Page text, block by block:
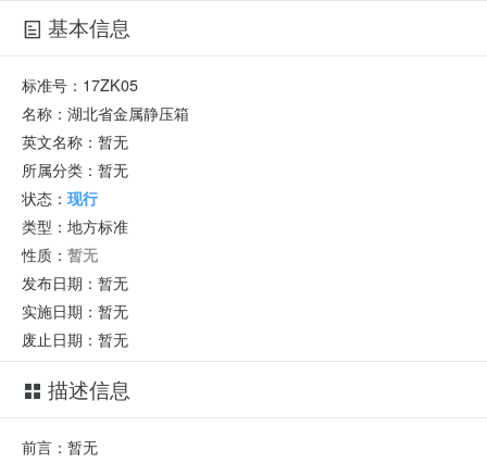
基本信息
标准号： 17ZK05
名称： 湖北省金属静压箱
英文名称： 暂无
所属分类： 暂无
状态： 现行
类型： 地方标准
性质： 暂无
发布日期： 暂无
实施日期： 暂无
废止日期： 暂无
描述信息
前言：暂无